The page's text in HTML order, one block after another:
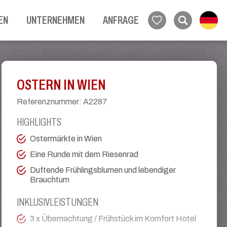
UNTERNEHMEN ANFRAGE
OSTERN IN WIEN
Referenznummer:A2287
HIGHLIGHTS
Ostermärkte in Wien
Eine Runde mit dem Riesenrad
Duftende Frühlingsblumen und lebendiger
Brauchtum
INKLUSIVLEISTUNGEN
3 x Übernachtung / Frühstück im Komfort Hotel